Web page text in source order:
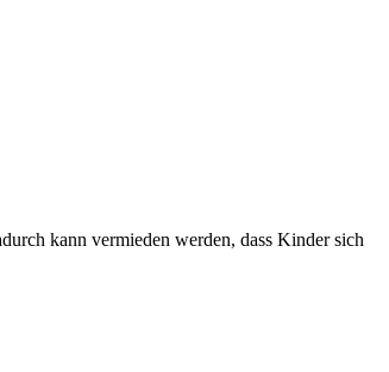
kann vermieden werden, dass Kinder sich